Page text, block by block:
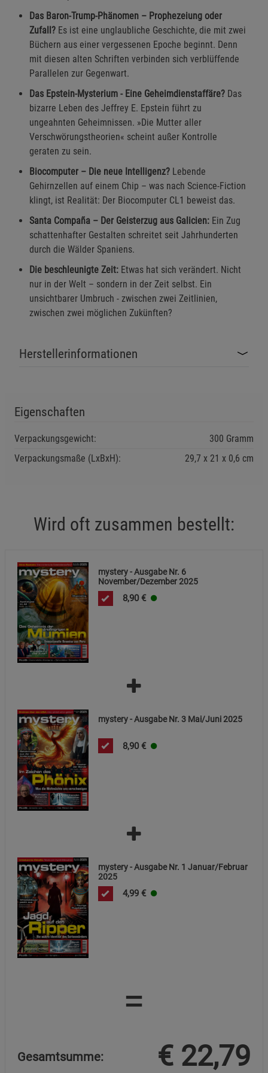
Das Baron-Trump-Phänomen – Prophezeiung oder
Zufall? Es ist eine unglaubliche Geschichte, die mit zwei
Büchern aus einer vergessenen Epoche beginnt. Denn
mit diesen alten Schriften verbinden sich verblüffende
Parallelen zur Gegenwart.
Das Epstein-Mysterium - Eine Geheimdienstaffäre? Das
bizarre Leben des Jeffrey E. Epstein führt zu
ungeahnten Geheimnissen. »Die Mutter aller
Verschwörungstheorien« scheint außer Kontrolle
geraten zu sein.
Biocomputer – Die neue Intelligenz? Lebende
Gehirnzellen auf einem Chip – was nach Science-Fiction
klingt, ist Realität: Der Biocomputer CL1 beweist das.
Santa Compaña – Der Geisterzug aus Galicien: Ein Zug
schattenhafter Gestalten schreitet seit Jahrhunderten
durch die Wälder Spaniens.
Die beschleunigte Zeit: Etwas hat sich verändert. Nicht
nur in der Welt – sondern in der Zeit selbst. Ein
unsichtbarer Umbruch - zwischen zwei Zeitlinien,
zwischen zwei möglichen Zukünften?
Herstellerinformationen
Eigenschaften
Verpackungsgewicht:
300 Gramm
Verpackungsmaße (LxBxH):
29,7 21 0,6 cm
Wird oft zusammen bestellt:
mystery - Ausgabe Nr. 6
November/Dezember 2025
8,90 €
mystery - Ausgabe Nr. 3 Mai/Juni 2025
8,90 €
mystery - Ausgabe Nr. 1 Januar/Februar
2025
4,99 €
=
Gesamtsumme: € 22,79
Einstellungen speichern für die Gruppe
Einwilligung nicht erteilen
Notwendige Cookies (5)
Beschreibung Notwendige Cookies
Cookie-Informationen
Funktionale Cookies (1)
Cookie-Informationen
Statistik Cookies (2) Statistik Cookies
Beschreibung Statistik Cookies
Cookie-Informationenanzeigen
Marketing Cookies (3)
Beschreibung Marketing Cookies
Cookie-Informationenanzeigen